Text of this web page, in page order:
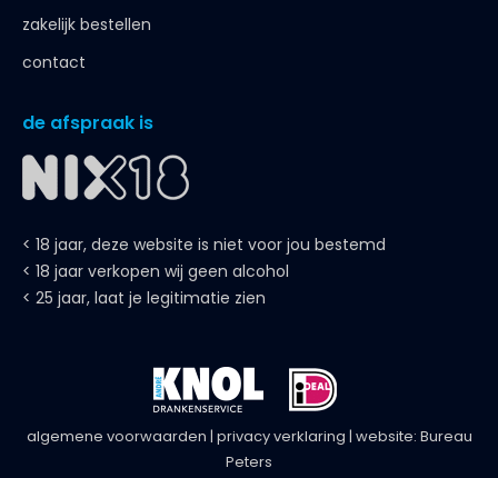
zakelijk bestellen
contact
de afspraak is
< 18 jaar, deze website is niet voor jou bestemd
< 18 jaar verkopen wij geen alcohol
< 25 jaar, laat je legitimatie zien
algemene voorwaarden | privacy verklaring | website: Bureau
Peters